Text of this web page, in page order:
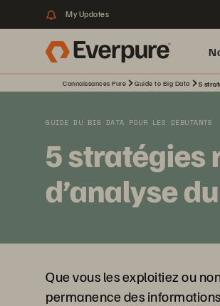
My Updates
Connaissances Pure Guide to Big Data 5
GUIDE DU BIG DATA POUR LES DÉBUTANTS
5 stratégies
d’analyse
Que vous les exploitiez ou
permanence des